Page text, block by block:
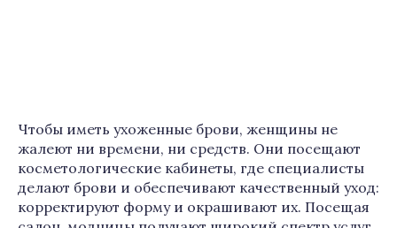
Чтобы иметь ухоженные брови, женщины не
жалеют ни времени, ни средств. Они посещают
косметологические кабинеты, где специалисты
делают брови и обеспечивают качественный уход:
корректируют форму и окрашивают их. Посещая